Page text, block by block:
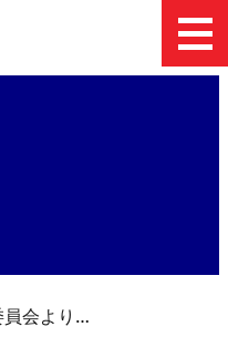
【広報委員会より】Yahooニュース、full countにて「UI銀行杯 日本少年野球 東日本報知オールスター戦」小学部の記事が配信されました